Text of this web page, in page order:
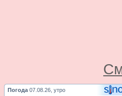
Погода 07.08.26, утро